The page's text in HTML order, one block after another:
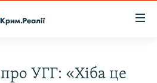
УГГ: «Хіба це